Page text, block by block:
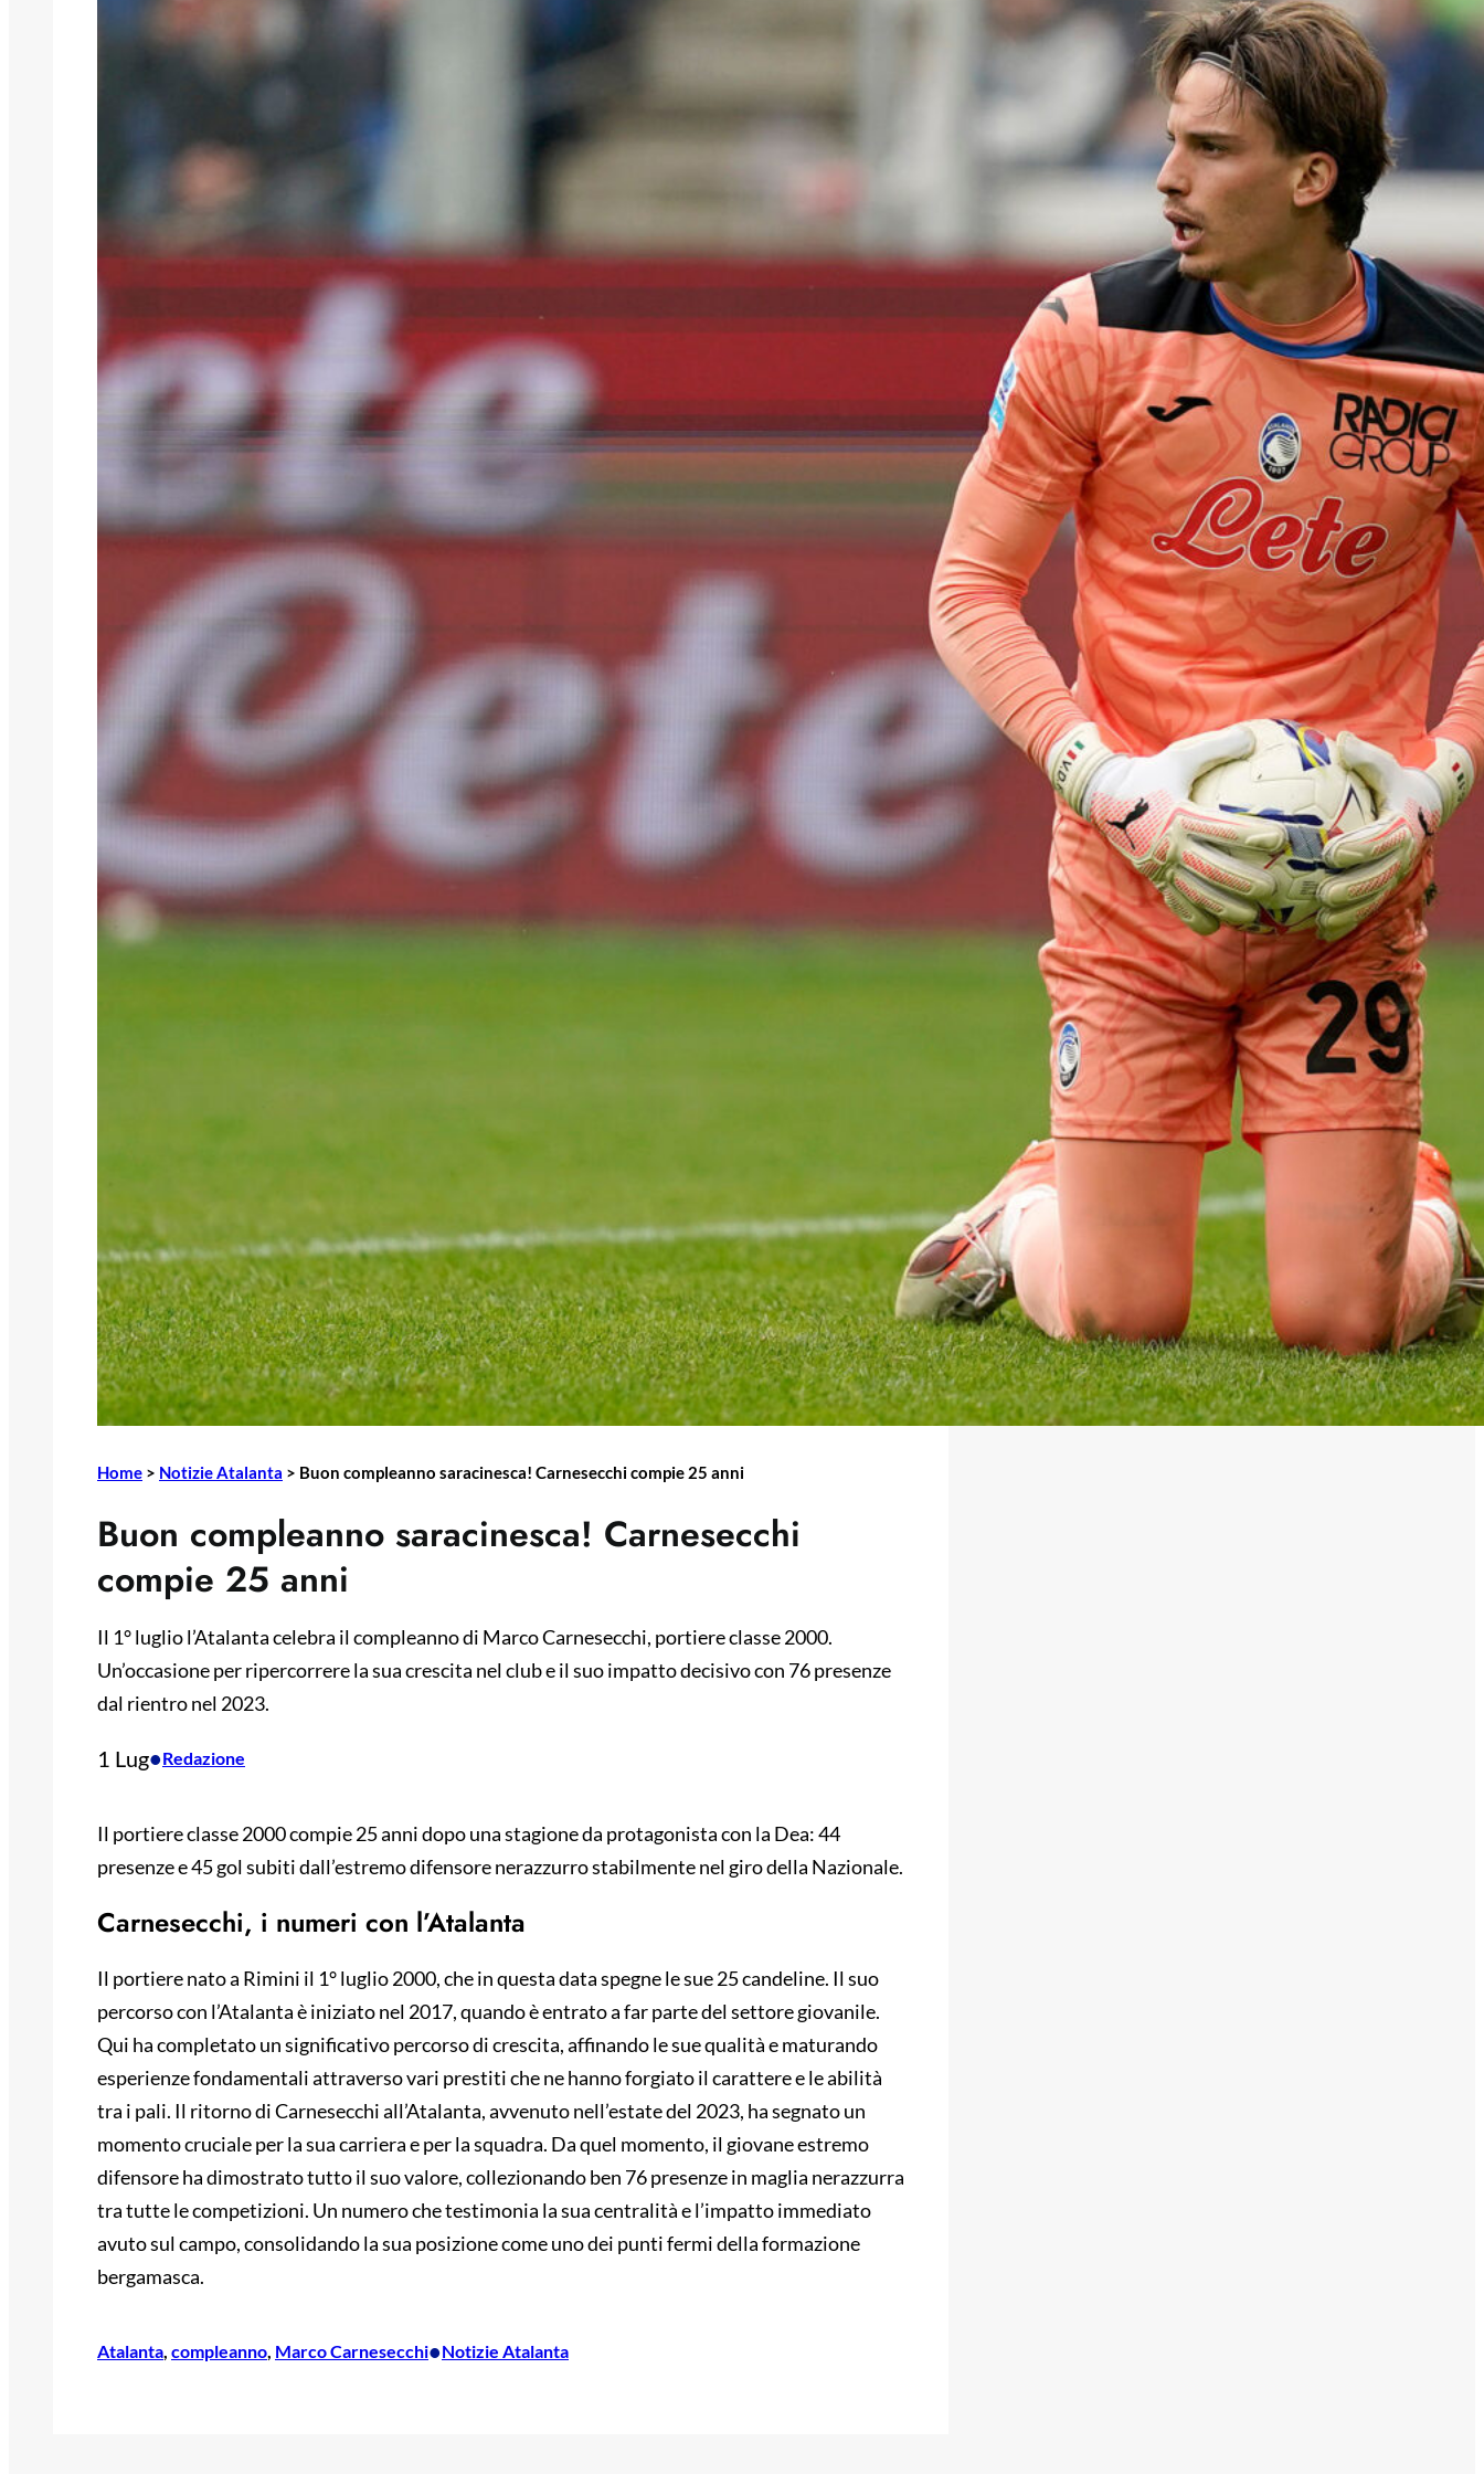
Home > Notizie Atalanta > Buon compleanno saracinesca! Carnesecchi compie 25 anni
Buon compleanno saracinesca! Carnesecchi
compie 25 anni
Il 1° luglio l’Atalanta celebra il compleanno di Marco Carnesecchi, portiere classe 2000.
Un’occasione per ripercorrere la sua crescita nel club e il suo impatto decisivo con 76 presenze
dal rientro nel 2023.
1 Lug•Redazione
Il portiere classe 2000 compie 25 anni dopo una stagione da protagonista con la Dea: 44
presenze e 45 gol subiti dall’estremo difensore nerazzurro stabilmente nel giro della Nazionale.
Carnesecchi, i numeri con l’Atalanta
Il portiere nato a Rimini il 1° luglio 2000, che in questa data spegne le sue 25 candeline. Il suo
percorso con l’Atalanta è iniziato nel 2017, quando è entrato a far parte del settore giovanile.
Qui ha completato un significativo percorso di crescita, affinando le sue qualità e maturando
esperienze fondamentali attraverso vari prestiti che ne hanno forgiato il carattere e le abilità
tra i pali. Il ritorno di Carnesecchi all’Atalanta, avvenuto nell’estate del 2023, ha segnato un
momento cruciale per la sua carriera e per la squadra. Da quel momento, il giovane estremo
difensore ha dimostrato tutto il suo valore, collezionando ben 76 presenze in maglia nerazzurra
tra tutte le competizioni. Un numero che testimonia la sua centralità e l’impatto immediato
avuto sul campo, consolidando la sua posizione come uno dei punti fermi della formazione
bergamasca.
Atalanta, compleanno, Marco Carnesecchi•Notizie Atalanta
Scamacca o Krstovic?
Daniel Maldini al Cagliari, l’Atalanta
definisce la cessione in prestito con
obbligo condizionato
Doppietta di Koren, l’Atalanta U17
vola in finale al Memorial Seghedoni
7 Agosto 2026